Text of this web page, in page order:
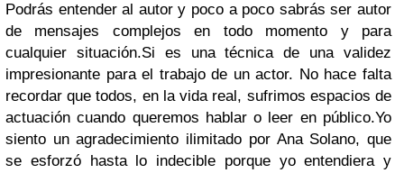
Podrás entender al autor y poco a poco sabrás ser autor
de mensajes complejos en todo momento y para
cualquier situación.Si es una técnica de una validez
impresionante para el trabajo de un actor. No hace falta
recordar que todos, en la vida real, sufrimos espacios de
actuación cuando queremos hablar o leer en público.Yo
siento un agradecimiento ilimitado por Ana Solano, que
se esforzó hasta lo indecible porque yo entendiera y